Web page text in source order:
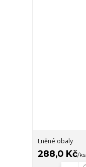
Lněné obaly
288,0 Kč/ks